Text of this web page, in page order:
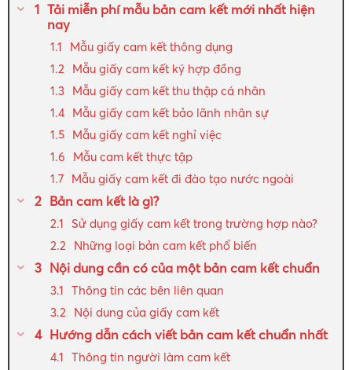
Tải miễn phí mẫu bản cam kết mới nhất hiện
nay
Mẫu giấy cam kết thông dụng
Mẫu giấy cam kết ký hợp đồng
Mẫu giấy cam kết thu thập cá nhân
Mẫu giấy cam kết bảo lãnh nhân sự
Mẫu giấy cam kết nghỉ việc
Mẫu cam kết thực tập
Mẫu giấy cam kết đi đào tạo nước ngoài
Bản cam kết là gì?
Sử dụng giấy cam kết trong trường hợp nào?
Những loại bản cam kết phổ biến
Nội dung cần có của một bản cam kết chuẩn
Thông tin các bên liên quan
Nội dung của giấy cam kết
Hướng dẫn cách viết bản cam kết chuẩn nhất
Thông tin người làm cam kết